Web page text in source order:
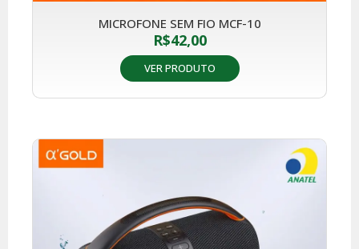
MICROFONE SEM FIO MCF-10
R$42,00
VER PRODUTO